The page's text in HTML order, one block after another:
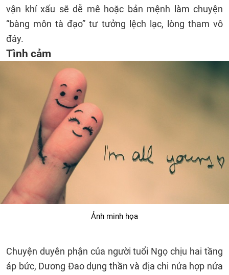
vận khí xấu sẽ dễ mê hoặc bản mệnh làm chuyện
“bàng môn tà đạo” tư tưởng lệch lạc, lòng tham vô
đáy.
Tình cảm
Ảnh minh họa
Chuyện duyên phận của người tuổi Ngọ chịu hai tầng
áp bức, Dương Đao dụng thần và địa chi nửa hợp nửa